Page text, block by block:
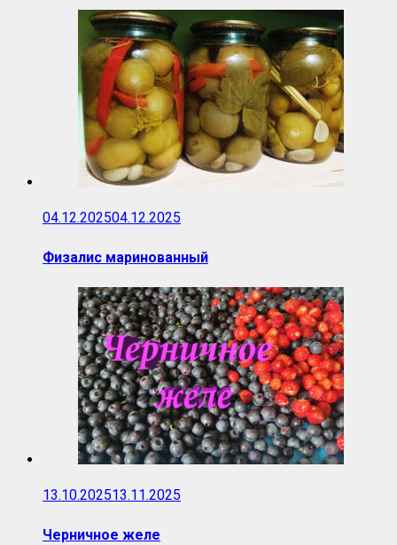
04.12.202504.12.2025
Физалис маринованный
13.10.202513.11.2025
Черничное желе